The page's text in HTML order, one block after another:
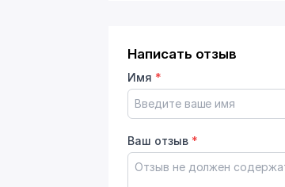
Написать отзыв
Имя *
Ваш отзыв *